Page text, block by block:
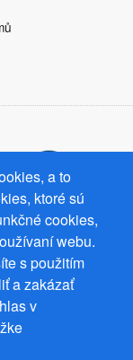
a to
ktoré sú
cookies,
webu.
s použitím
a zakázať
v
Ostrov 256, 561